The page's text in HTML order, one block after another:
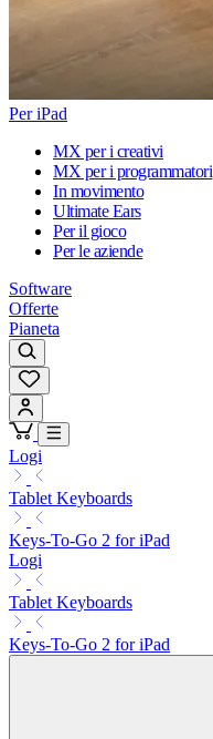
Per iPad
MX per i creativi
MX per i programmatori
In movimento
Ultimate Ears
Per il gioco
Per le aziende
Software
Offerte
Pianeta
Logi
Tablet Keyboards
Keys-To-Go 2 for iPad
Logi
Tablet Keyboards
Keys-To-Go 2 for iPad